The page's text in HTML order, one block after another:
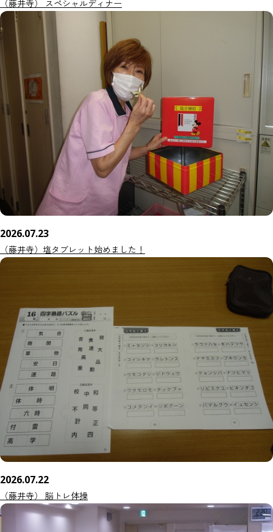
（藤井寺） スペシャルディナー
2026.07.23
（藤井寺）塩タブレット始めました！
2026.07.22
（藤井寺） 脳トレ体操